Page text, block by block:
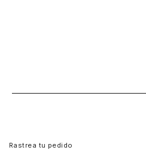
Rastrea tu pedido